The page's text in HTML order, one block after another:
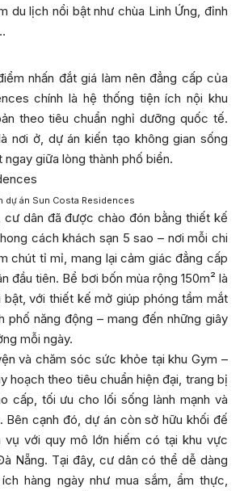
du lịch nổi bật như chùa Linh Ứng, đỉnh
nhấn đắt giá làm nên đẳng cấp của
chính là hệ thống tiện ích nội khu
theo tiêu chuẩn nghỉ dưỡng quốc tế.
nơi ở, dự án kiến tạo không gian sống
giữa lòng thành phố biển.
dự án Sun Costa Residences
cư dân đã được chào đón bằng thiết kế
cách khách sạn 5 sao – nơi mỗi chi
chút tỉ mỉ, mang lại cảm giác đẳng cấp
đầu tiên. Bể bơi bốn mùa rộng 150m² là
bật, với thiết kế mở giúp phóng tầm mắt
phố năng động – mang đến những giây
mỗi ngày.
và chăm sóc sức khỏe tại khu Gym –
hoạch theo tiêu chuẩn hiện đại, trang bị
cấp, tối ưu cho lối sống lành mạnh và
Bên cạnh đó, dự án còn sở hữu khối đế
vụ với quy mô lớn hiếm có tại khu vực
Nẵng. Tại đây, cư dân có thể dễ dàng
hàng ngày như mua sắm, ẩm thực,